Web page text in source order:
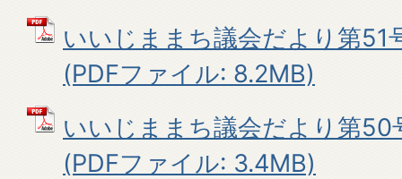
いいじままち議会だより第51
(PDFファイル: 8.2MB)
いいじままち議会だより第50
(PDFファイル: 3.4MB)